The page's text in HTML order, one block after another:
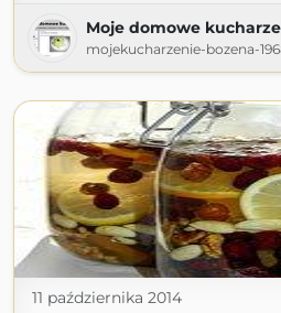
Moje domowe
mojekucharzenie-bozena-
11 października 2014